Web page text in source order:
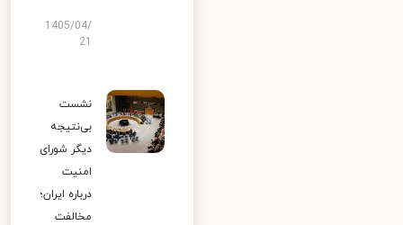
1405/04/
نشست
بی‌نتیجه
دیگر شورای
امنیت
درباره ایران؛
مخالفت